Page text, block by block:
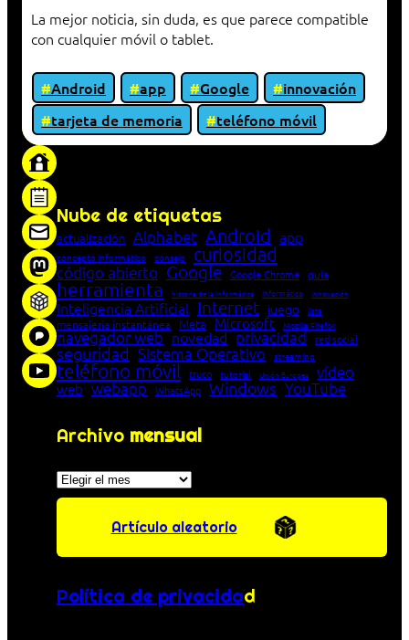
La mejor noticia, sin duda, es que parece compatible
con cualquier móvil o tablet.
Android app Google
innovación
tarjeta de memoria
teléfono móvil
Nube de etiquetas
actualización Alphabet Android app
concepto informático consejo curiosidad
código abierto Google Google Chrome guía
herramienta historia de la Informática Informática innovación
Inteligencia Artificial Internet juego lista
mensajería instantánea Meta Microsoft Mozilla Firefox
navegador web novedad privacidad red social
seguridad Sistema Operativo streaming
teléfono móvil truco tutorial Unión Europea vídeo
web webapp WhatsApp Windows YouTube
Archivo mensual
Archivos
Artículo aleatorio
Política de privacidad